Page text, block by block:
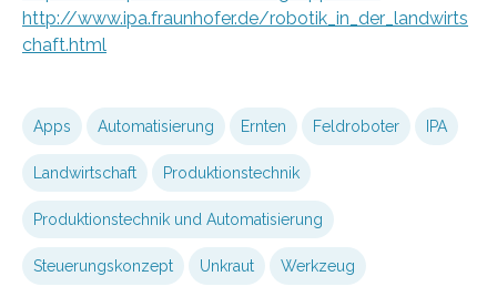
http://www.ipa.fraunhofer.de/robotik_in_der_landwirts
chaft.html
Apps Automatisierung Ernten Feldroboter IPA
Landwirtschaft Produktionstechnik
Produktionstechnik und Automatisierung
Steuerungskonzept Unkraut Werkzeug